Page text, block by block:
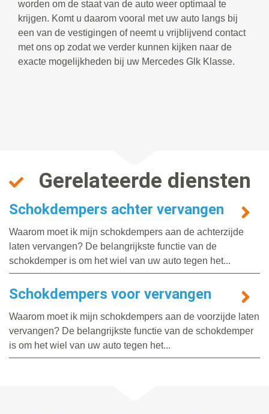
worden om de staat van de auto weer optimaal te
krijgen. Komt u daarom vooral met uw auto langs bij
een van de vestigingen of neemt u vrijblijvend contact
met ons op zodat we verder kunnen kijken naar de
exacte mogelijkheden bij uw Mercedes Glk Klasse.
Gerelateerde diensten
Schokdempers achter vervangen
Waarom moet ik mijn schokdempers aan de achterzijde
laten vervangen? De belangrijkste functie van de
schokdemper is om het wiel van uw auto tegen het...
Schokdempers voor vervangen
Waarom moet ik mijn schokdempers aan de voorzijde laten
vervangen? De belangrijkste functie van de schokdemper
is om het wiel van uw auto tegen het...